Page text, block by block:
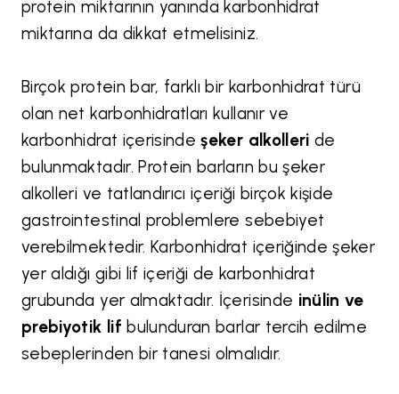
protein miktarının yanında karbonhidrat
miktarına da dikkat etmelisiniz.
Birçok protein bar, farklı bir karbonhidrat türü
olan net karbonhidratları kullanır ve
karbonhidrat içerisindeşeker alkolleri de
bulunmaktadır. Protein barların bu şeker
alkolleri ve tatlandırıcı içeriği birçok kişide
gastrointestinal problemlere sebebiyet
verebilmektedir. Karbonhidrat içeriğinde şeker
yer aldığı gibi lif içeriği de karbonhidrat
grubunda yer almaktadır. İçerisinde inülin ve
prebiyotik lif bulunduran barlar tercih edilme
sebeplerinden bir tanesi olmalıdır.